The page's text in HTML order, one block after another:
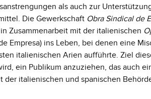
als auch zur
Die Gewerkschaft Obra Sindical de
Zusammenarbeit mit der italienischen
Empresa) ins Leben, bei denen eine
italienischen Arien aufführte. Ziel
ein Publikum anzuziehen, das auch
der italienischen und spanischen